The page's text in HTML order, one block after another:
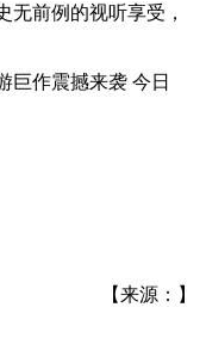
无前例的视听享受，
巨作震撼来袭 今日
【来源：】